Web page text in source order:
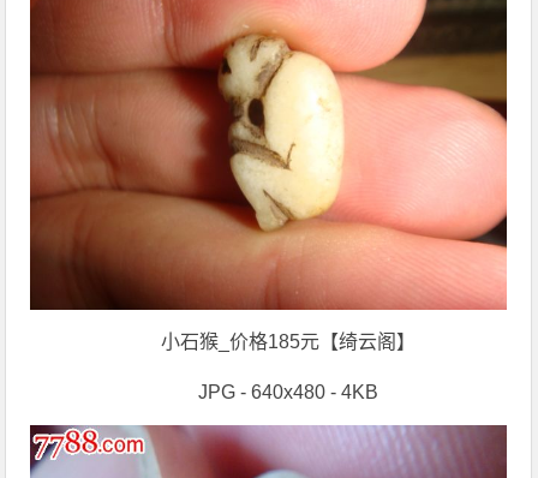
小石猴_价格185元【绮云阁】
JPG - 640x480 - 4KB